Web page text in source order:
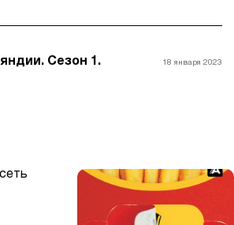
Сезон 1.
18 января 2023